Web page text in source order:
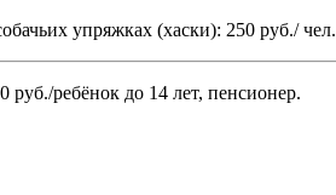
упряжках (хаски): 250 руб./ чел.
руб./ребёнок до 14 лет, пенсионер.